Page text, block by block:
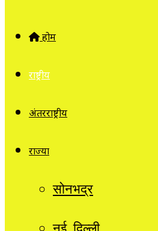
होम
राष्ट्रीय
अंतरराष्ट्रीय
राज्यों
सोनभद्र